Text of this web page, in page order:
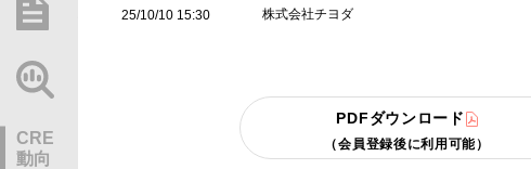
総研レポート・分析
CRE
動向
25/10/10 15:30 株式会社チヨダ
PDFダウンロード
（会員登録後に利用可能）